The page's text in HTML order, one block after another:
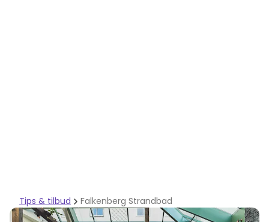
Tips & tilbud Falkenberg Strandbad